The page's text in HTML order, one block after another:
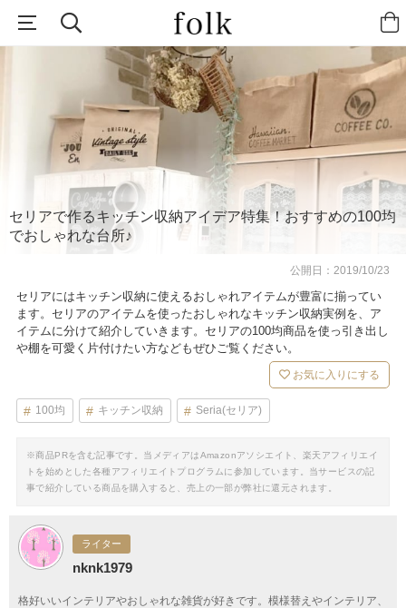
セリアで作るキッチン収納アイデア特集！おすすめの100均
でおしゃれな台所♪
公開日：2019/10/23
セリアにはキッチン収納に使えるおしゃれアイテムが豊富に揃ってい
ます。セリアのアイテムを使ったおしゃれなキッチン収納実例を、ア
イテムに分けて紹介していきます。セリアの100均商品を使っ引き出し
や棚を可愛く片付けたい方などもぜひご覧ください。
お気に入りにする
100均 キッチン収納 Seria(セリア)
※商品PRを含む記事です。当メディアはAmazonアソシエイト、楽天アフィリエイ
トを始めとした各種アフィリエイトプログラムに参加しています。当サービスの記
事で紹介している商品を購入すると、売上の一部が弊社に還元されます。
ライター
nknk1979
格好いいインテリアやおしゃれな雑貨が好きです。模様替えやインテリア、